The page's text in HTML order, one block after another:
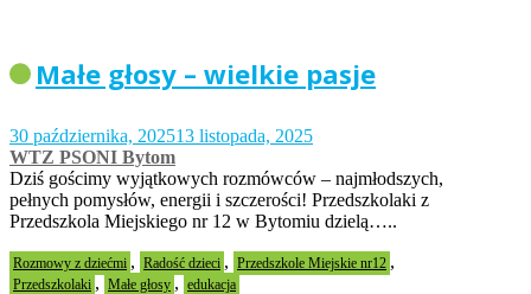
Małe głosy – wielkie pasje
30 października, 202513 listopada, 2025
WTZ PSONI Bytom
Dziś gościmy wyjątkowych rozmówców – najmłodszych,
pełnych pomysłów, energii i szczerości! Przedszkolaki z
Przedszkola Miejskiego nr 12 w Bytomiu dzielą…..
Rozmowy z dziećmi , Radość dzieci , Przedszkole Miejskie nr12 ,
Przedszkolaki , Małe głosy , edukacja